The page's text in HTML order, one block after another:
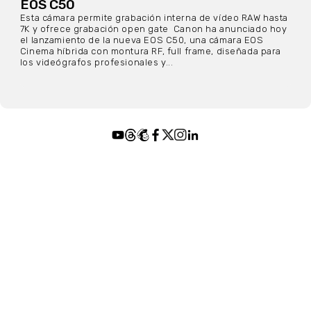
EOS C50
Esta cámara permite grabación interna de vídeo RAW hasta
7K y ofrece grabación open gate Canon ha anunciado hoy
el lanzamiento de la nueva EOS C50, una cámara EOS
Cinema híbrida con montura RF, full frame, diseñada para
los videógrafos profesionales y...